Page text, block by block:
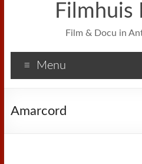
Filmhuis
Film & Docu in
Menu
Amarcord